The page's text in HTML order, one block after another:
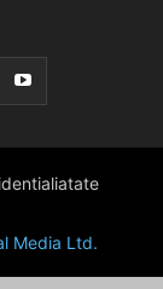
Media Ltd.